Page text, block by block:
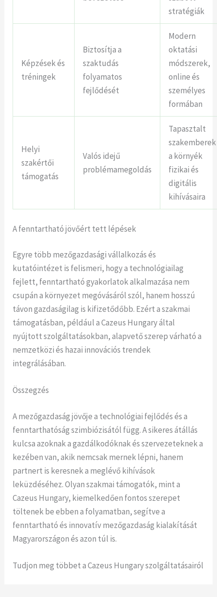
stratégiák
Képzések és
tréningek
Biztosítja a
szaktudás
folyamatos
fejlődését
Modern
oktatási
módszerek,
online és
személyes
formában
Helyi
szakértői
támogatás
Valós idejű
problémamegoldás
Tapasztalt
szakemberek
a környék
fizikai és
digitális
kihívásaira
A fenntartható jövőért tett lépések
Egyre több mezőgazdasági vállalkozás és
kutatóintézet is felismeri, hogy a technológiailag
fejlett, fenntartható gyakorlatok alkalmazása nem
csupán a környezet megóvásáról szól, hanem hosszú
távon gazdaságilag is kifizetődőbb. Ezért a szakmai
támogatásban, például a Cazeus Hungary által
nyújtott szolgáltatásokban, alapvető szerep várható a
nemzetközi és hazai innovációs trendek
integrálásában.
Összegzés
A mezőgazdaság jövője a technológiai fejlődés és a
fenntarthatóság szimbiózisától függ. A sikeres átállás
kulcsa azoknak a gazdálkodóknak és szervezeteknek a
kezében van, akik nemcsak mernek lépni, hanem
partnert is keresnek a meglévő kihívások
leküzdéséhez. Olyan szakmai támogatók, mint a
Cazeus Hungary, kiemelkedően fontos szerepet
töltenek be ebben a folyamatban, segítve a
fenntartható és innovatív mezőgazdaság kialakítását
Magyarországon és azon túl is.
Tudjon meg többet a Cazeus Hungary szolgáltatásairól